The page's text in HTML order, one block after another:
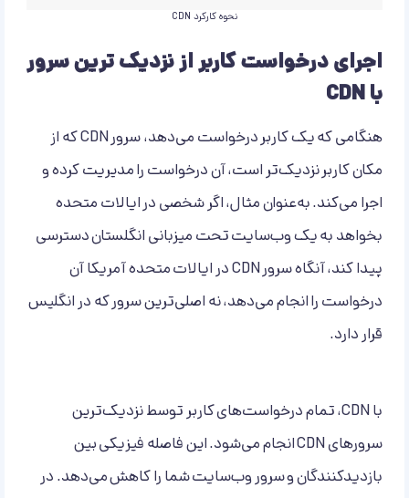
نحوه کارکرد CDN
اجرای درخواست کاربر از نزدیک ترین سرور
با CDN
هنگامی که یک کاربر درخواست می‌دهد، سرور CDN که از
مکان کاربر نزدیک‌تر است، آن درخواست را مدیریت کرده و
اجرا می‌کند. به‌عنوان مثال، اگر شخصی در ایالات متحده
بخواهد به یک وب‌سایت تحت میزبانی انگلستان دسترسی
پیدا کند، آنگاه سرور CDN در ایالات متحده آمریکا آن
درخواست را انجام می‌دهد، نه اصلی‌ترین سرور که در انگلیس
قرار دارد.
با CDN، تمام درخواست‌های کاربر توسط نزدیک‌ترین
سرورهای CDN انجام می‌شود. این فاصله فیزیکی بین
بازدیدکنندگان و سرور وب‌سایت شما را کاهش می‌دهد. در